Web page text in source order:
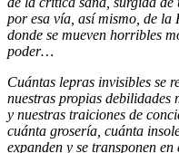
por esa vía, así mismo, de la
donde se mueven horribles
poder…
Cuántas lepras invisibles se
nuestras propias debilidades
y nuestras traiciones de
cuánta grosería, cuánta
expanden y se transponen